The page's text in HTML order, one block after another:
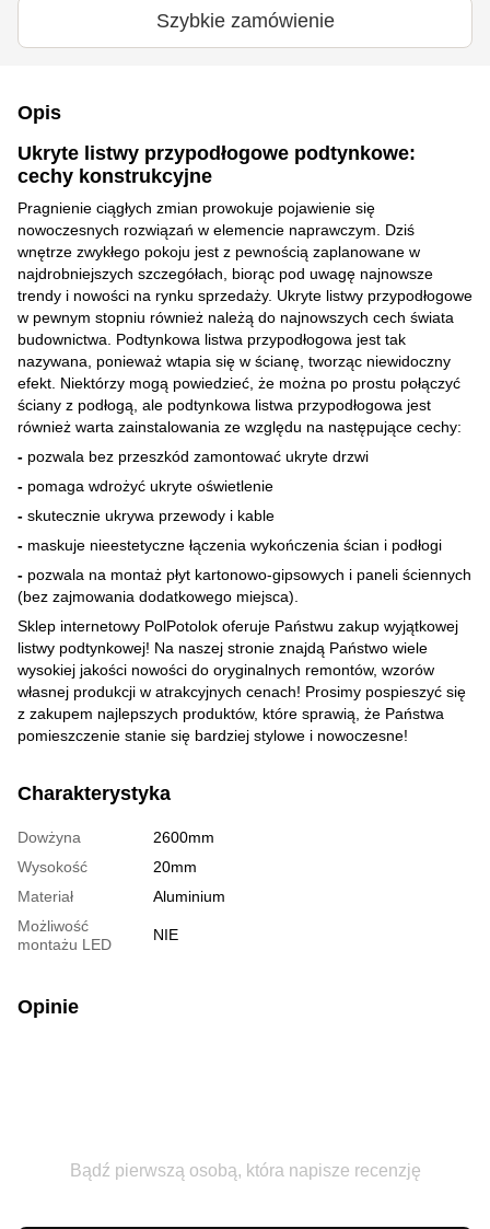
Szybkie zamówienie
Opis
Ukryte listwy przypodłogowe podtynkowe:
cechy konstrukcyjne
Pragnienie ciągłych zmian prowokuje pojawienie się
nowoczesnych rozwiązań w elemencie naprawczym. Dziś
wnętrze zwykłego pokoju jest z pewnością zaplanowane w
najdrobniejszych szczegółach, biorąc pod uwagę najnowsze
trendy i nowości na rynku sprzedaży. Ukryte listwy przypodłogowe
w pewnym stopniu również należą do najnowszych cech świata
budownictwa. Podtynkowa listwa przypodłogowa jest tak
nazywana, ponieważ wtapia się w ścianę, tworząc niewidoczny
efekt. Niektórzy mogą powiedzieć, że można po prostu połączyć
ściany z podłogą, ale podtynkowa listwa przypodłogowa jest
również warta zainstalowania ze względu na następujące cechy:
- pozwala bez przeszkód zamontować ukryte drzwi
- pomaga wdrożyć ukryte oświetlenie
- skutecznie ukrywa przewody i kable
- maskuje nieestetyczne łączenia wykończenia ścian i podłogi
- pozwala na montaż płyt kartonowo-gipsowych i paneli ściennych
(bez zajmowania dodatkowego miejsca).
Sklep internetowy PolPotolok oferuje Państwu zakup wyjątkowej
listwy podtynkowej! Na naszej stronie znajdą Państwo wiele
wysokiej jakości nowości do oryginalnych remontów, wzorów
własnej produkcji w atrakcyjnych cenach! Prosimy pospieszyć się
z zakupem najlepszych produktów, które sprawią, że Państwa
pomieszczenie stanie się bardziej stylowe i nowoczesne!
Charakterystyka
Dowżyna
2600mm
Wysokość
20mm
Materiał
Aluminium
Możliwość
montażu LED
NIE
Opinie
Bądź pierwszą osobą, która napisze recenzję